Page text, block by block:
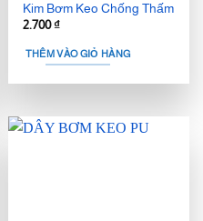
Kim Bơm Keo Chống Thấm
2.700₫
THÊM VÀO GIỎ HÀNG